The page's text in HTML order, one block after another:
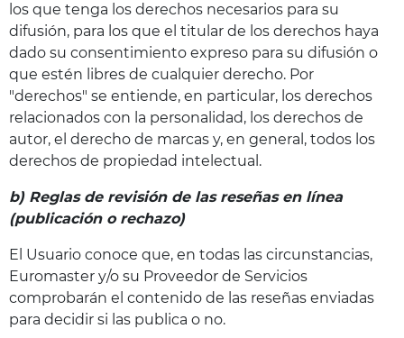
los que tenga los derechos necesarios para su
difusión, para los que el titular de los derechos haya
dado su consentimiento expreso para su difusión o
que estén libres de cualquier derecho. Por
"derechos" se entiende, en particular, los derechos
relacionados con la personalidad, los derechos de
autor, el derecho de marcas y, en general, todos los
derechos de propiedad intelectual.
b) Reglas de revisión de las reseñas en línea
(publicación o rechazo)
El Usuario conoce que, en todas las circunstancias,
Euromaster y/o su Proveedor de Servicios
comprobarán el contenido de las reseñas enviadas
para decidir si las publica o no.